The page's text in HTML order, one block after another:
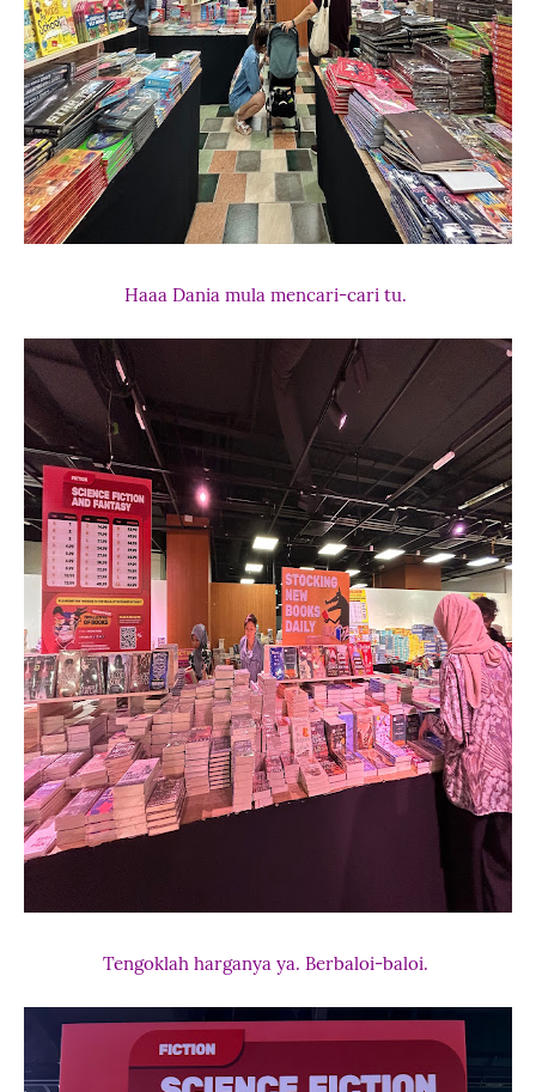
Haaa Dania mula mencari-cari tu.
Tengoklah harganya ya. Berbaloi-baloi.